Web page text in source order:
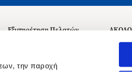
την παροχή
Εξυπηρέτηση Πελατών